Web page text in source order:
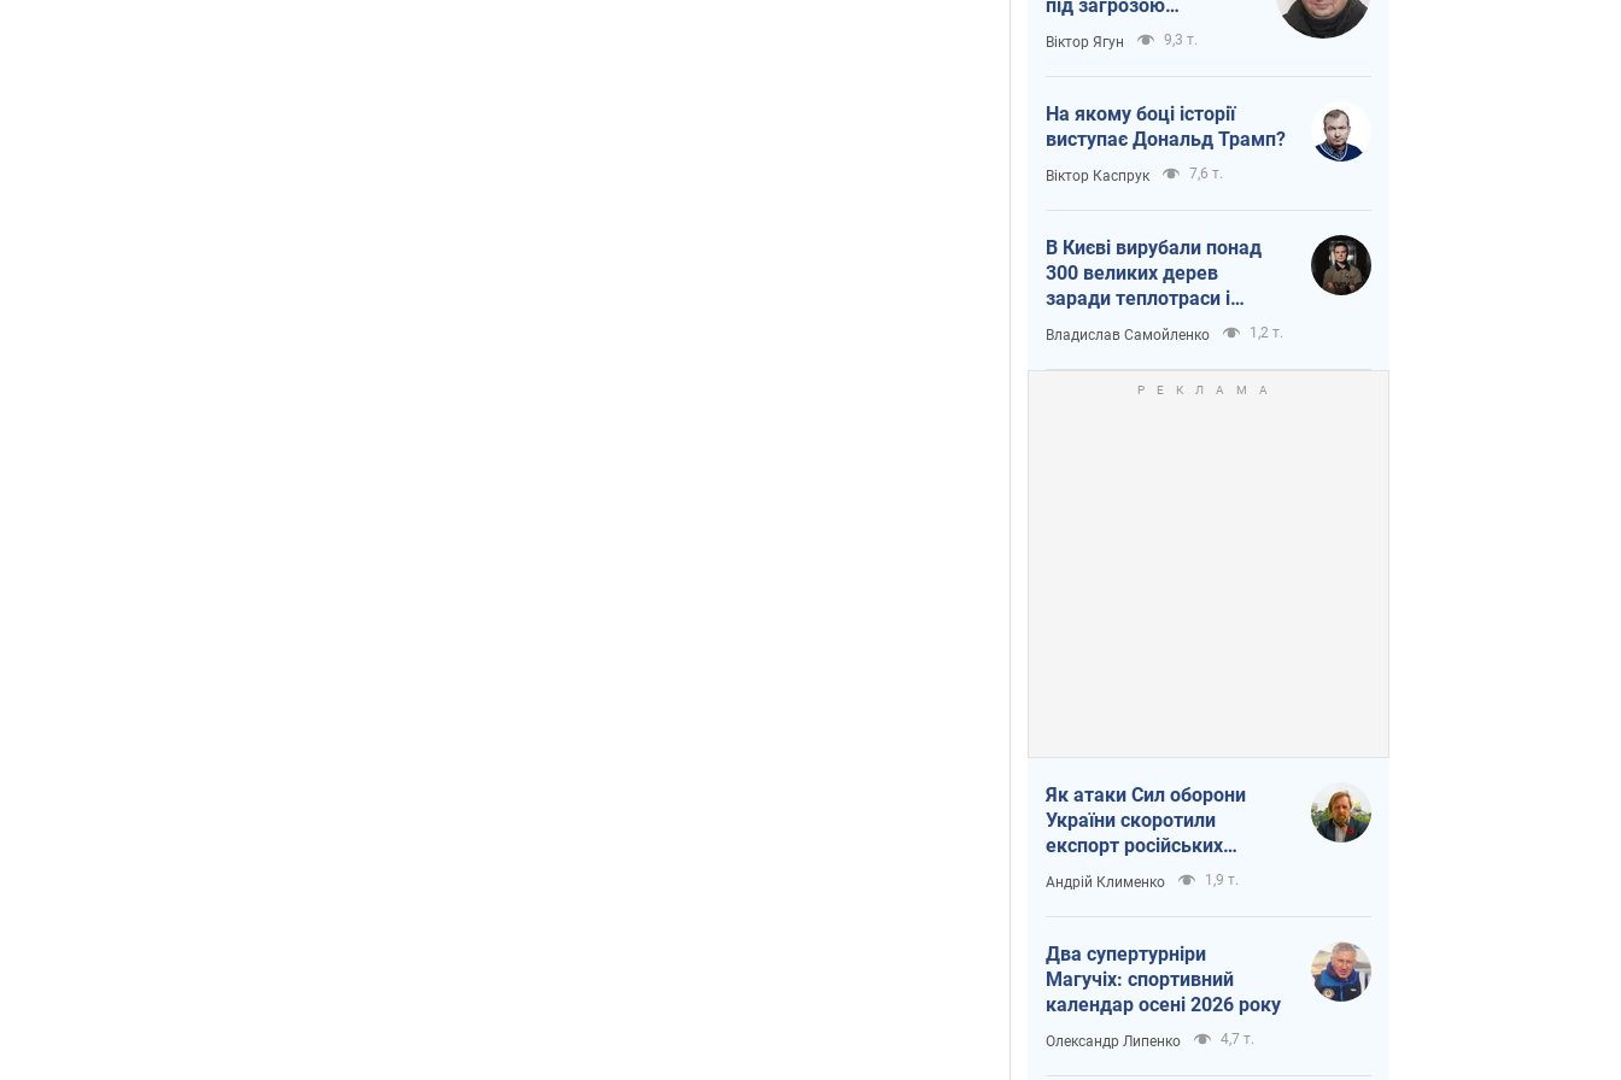
під загрозою
критична логістика
Віктор Ягун 9,3 т.
На якому боці історії
виступає Дональд Трамп?
Віктор Каспрук 7,6 т.
В Києві вирубали понад
300 великих дерев
заради теплотраси і
всупереч Генплану
Владислав Самойленко 1,2 т.
Як атаки Сил оборони
України скоротили
експорт російських
нафтопродуктів
Андрій Клименко 1,9 т.
Два супертурніри
Магучіх: спортивний
календар осені 2026 року
Олександр Липенко 4,7 т.